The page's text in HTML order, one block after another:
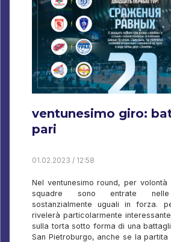
ventunesimo giro:
pari
01.02.2023 / 12:58
Nel ventunesimo round, per
squadre sono entrate nelle
sostanzialmente uguali in forza.
rivelerà particolarmente
sulla torta sotto forma di una
San Pietroburgo, anche se la